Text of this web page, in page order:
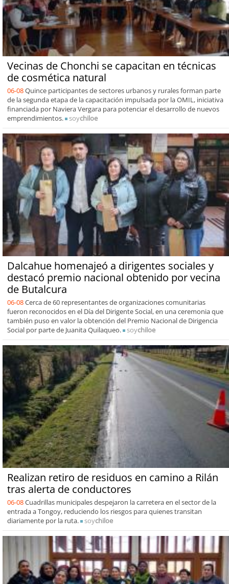
Vecinas de Chonchi se capacitan en técnicas
de cosmética natural
06-08Quince participantes de sectores urbanos y rurales forman parte
de la segunda etapa de la capacitación impulsada por la OMIL, iniciativa
financiada por Naviera Vergara para potenciar el desarrollo de nuevos
emprendimientos.
soychiloe
Dalcahue homenajeó a dirigentes sociales y
destacó premio nacional obtenido por vecina
de Butalcura
06-08Cerca de 60 representantes de organizaciones comunitarias
fueron reconocidos en el Día del Dirigente Social, en una ceremonia que
también puso en valor la obtención del Premio Nacional de Dirigencia
Social por parte de Juanita Quilaqueo.
soychiloe
Realizan retiro de residuos en camino a Rilán
tras alerta de conductores
06-08Cuadrillas municipales despejaron la carretera en el sector de la
entrada a Tongoy, reduciendo los riesgos para quienes transitan
diariamente por la ruta.
soychiloe